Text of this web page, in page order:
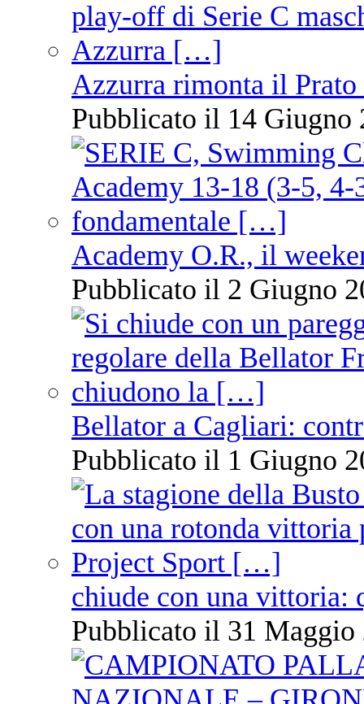
Azzurra rimonta il Prato
Pubblicato il 14 Giugno
Academy O.R., il
Pubblicato il 2 Giugno
Bellator a Cagliari:
Pubblicato il 1 Giugno
chiude con una vittoria:
Pubblicato il 31 Maggio